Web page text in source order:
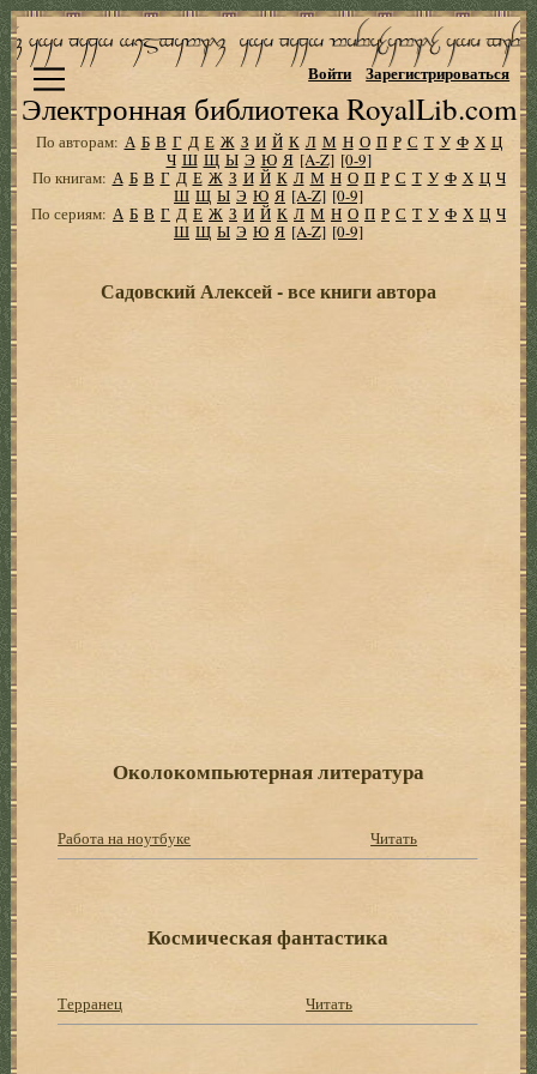
Электронная библиотека RoyalLib.com
Войти Зарегистрироваться
По авторам: А Б В Г Д Е Ж З И Й К Л М Н О П Р С Т У Ф Х Ц
Ч Ш Щ Ы Э Ю Я [A-Z] [0-9]
По книгам: А Б В Г Д Е Ж З И Й К Л М Н О П Р С Т У Ф Х Ц Ч
Ш Щ Ы Э Ю Я [A-Z] [0-9]
По сериям: А Б В Г Д Е Ж З И Й К Л М Н О П Р С Т У Ф Х Ц Ч
Ш Щ Ы Э Ю Я [A-Z] [0-9]
Садовский Алексей - все книги автора
Околокомпьютерная литература
Работа на ноутбуке Читать
Космическая фантастика
Терранец Читать